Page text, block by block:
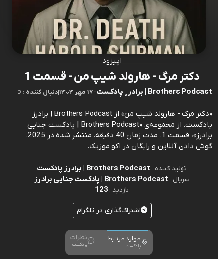
اپیزود
دکتر مرگ - هارولد شیپ من - قسمت 1
Brothers Podcast | برادرز پادکست -۱۷ مهر ۱۴۰۴ |0 : دنبال کننده
«دکتر مرگ - هارولد شیپ من» از Brothers Podcast | برادرز
پادکست. از مجموعه‌ی «Brothers Podcast | پادکست جنایی
برادرز»، قسمت 1. مدت زمان 40 دقیقه. منتشر شده در 2025.
گوش دادن آنلاین و رایگان در اکو موزیک.
تولید کننده : Brothers Podcast | برادرز پادکست
سریال : Brothers Podcast | پادکست جنایی برادرز
بازدید : 123
اشتراک‌گذاری در تلگرام
موارد مرتبط
پادکست
نظرات
پادکست